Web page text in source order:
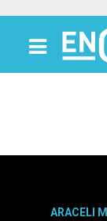
ARACELI